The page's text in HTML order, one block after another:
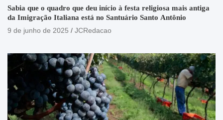
Sabia que o quadro que deu início à festa religiosa mais antiga
da Imigração Italiana está no Santuário Santo Antônio
9 de junho de 2025
JCRedacao